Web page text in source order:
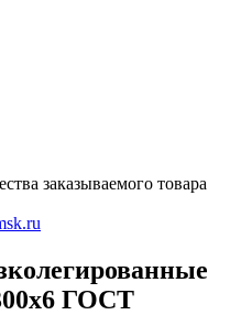
заказываемого товара
ГОСТ